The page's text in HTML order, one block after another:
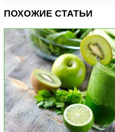
ПОХОЖИЕ СТАТЬИ